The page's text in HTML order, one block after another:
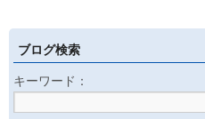
ブログ検索
キーワード：